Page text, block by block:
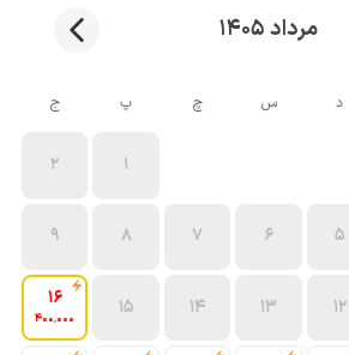
مرداد 1405
د س چ پ ج
1
2
5
6
7
8
9
12
13
14
15
16
400٬000